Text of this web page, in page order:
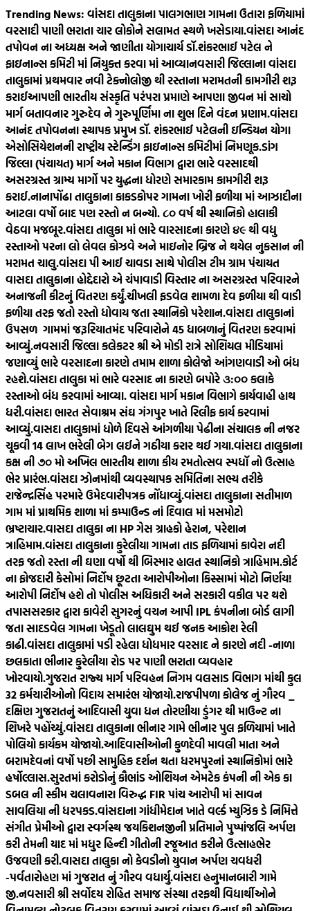
Skip
to
content
Trending News: વાંસદા તાલુકાના પાલગભાણ ગામના ઉતારા ફળિયામાં
વરસાદી પાણી ભરાતા ચાર લોકોને સલામત સ્થળે ખસેડાયા.વાંસદા આનંદ
તપોવન ના અધ્યક્ષ અને જાણીતા યોગાચાર્ય ડૉ.શંકરભાઈ પટેલ ને
ફાઇનાન્સ કમિટી માં નિયુક્ત કરવા માં આવ્યાનવસારી જિલ્લાના વાંસદા
તાલુકામાં પ્રથમવાર નવી ટેક્નોલોજી થી રસ્તાના મરામતની કામગીરી શરૂ
કરાઈઆપણી ભારતીય સંસ્કૃતિ પરંપરા પ્રમાણે આપણા જીવન માં સાચો
માર્ગ બતાવનાર ગુરુદેવ ને ગુરુપૂર્ણિમા ના શુભ દિને વંદન પ્રણામ.વાંસદા
આનંદ તપોવનના સ્થાપક પ્રમુખ ડૉ. શંકરભાઈ પટેલની ઇન્ડિયન યોગા
એસોસિયેશનની રાષ્ટ્રીય સ્ટેન્ડિંગ ફાઇનાન્સ કમિટીમાં નિમણૂક.ડાંગ
જિલ્લા (પંચાયત) માર્ગ અને મકાન વિભાગ દ્વારા ભારે વરસાદથી
અસરગ્રસ્ત ગ્રામ્ય માર્ગો પર યુદ્ધના ધોરણે સમારકામ કામગીરી શરૂ
કરાઈ.નાનાપોંઢા તાલુકાના કાકડકોપર ગામના ખોરી ફળીયા માં આઝાદીના
આટલા વર્ષો બાદ પણ રસ્તો ન બન્યો. ૮૦‌ વર્ષ થી સ્થાનિકો હાલાકી
વેઠવા મજબૂર.વાંસદા તાલુકા માં ભારે વારસાદના કારણે ૪૯ થી વધુ
રસ્તાઓ પરના લો લેવલ કોઝવે અને માઇનોર બ્રિજ ને થયેલ નુકસાન ની
મરામત ચાલુ.વાંસદા પી આઈ ચાવડા સાથે પોલીસ ટીમ ગ્રામ પંચાયત
વાસદા તાલુકાના હોદ્દેદારો એ ચંપાવાડી વિસ્તાર ના અસરગ્રસ્ત પરિવારને
અનાજની કીટનું વિતરણ કર્યું.ચીખલી ફડવેલ શામળા દેવ ફળીયા થી વાડી
ફળીયા તરફ જતો રસ્તો ધોવાય જતા સ્થાનિકો પરેશાન.વાંસદા તાલુકાનાં
ઉપસળ ગામમાં જરૂરિયાતમંદ પરિવારોને 45 ધાબળાનું વિતરણ કરવામાં
આવ્યું.નવસારી જિલ્લા કલેકટર શ્રી એ મોડી રાત્રે સોશિયલ મીડિયામાં
જણાવ્યું ભારે વરસાદના કારણે તમામ શાળા કોલેજો આંગણવાડી ઓ બંધ
રહશે.વાંસદા તાલુકા માં ભારે વરસાદ ના કારણે બપોરે ૩:૦૦ કલાકે
રસ્તાઓ બંધ કરવામાં આવ્યા. વાંસદા માર્ગ મકાન વિભાગે કાર્યવાહી હાથ
ધરી.વાંસદા ભારત સેવાશ્રમ સંઘ ગંગપુર ખાતે રિલીફ કાર્ય કરવામાં
આવ્યું.વાસદા તાલુકામાં ધોળે દિવસે આંગળીયા પેઢીના સંચાલક ની નજર
ચૂકવી 14 લાખ ભરેલી બેગ લઈને ગઠીયા કરાર થઈ ગયા.વાંસદા તાલુકાના
કક્ષ ની ૭૦ મો અખિલ ભારતીય શાળા કીય રમતોત્સવ સ્પધૉ નો ઉત્સાહ
ભેર પ્રારંભ.વાંસદા ઝોનમાંથી વ્યવસ્થાપક સમિતિના સભ્ય તરીકે
રાજેન્દ્રસિંહ પરમારે ઉમેદવારીપત્રક નોંધાવ્યું.વાંસદા તાલુકાના સતીમાળ
ગામ માં પ્રાથમિક શાળા માં કમ્પાઉન્ડ નાં દિવાલ માં મસમોટો
ભ્રષ્ટાચાર.વાસદા તાલુકા ના HP ગેસ ગ્રાહકો હેરાન, પરેશાન
ત્રાહિમામ.વાંસદા તાલુકાના કુરેલીયા ગામના તાડ ફળિયામાં કાવેરા નદી
તરફ જતો રસ્તા ની ઘણા વર્ષો થી બિસ્માર હાલત સ્થાનિકો ત્રાહિમામ.કોર્ટ
ના ફોજદારી કેસોમાં નિર્દોષ છૂટતા આરોપીઓના કિસ્સામાં મોટો નિર્ણય!
આરોપી નિર્દોષ હશે તો પોલીસ અધિકારી અને સરકારી વકીલ પર થશે
તપાસસરકાર દ્વારા કાવેરી સુગરનું વચન આપી IPL કંપનીના બોર્ડ લાગી
જતા સાદડવેલ ગામના ખેડૂતો લાલઘુમ થઈ જનક આક્રોશ રેલી
કાઢી.વાંસદા તાલુકામાં પડી રહેલા ધોધમાર વરસાદ ને કારણે નદી -નાળા
છલકાતા ભીનાર કુરેલીયા રોડ પર પાણી ભરાતા વ્યવહાર
ખોરવાયો.ગુજરાત રાજ્ય માર્ગ પરિવહન નિગમ વલસાડ વિભાગ માંથી કુલ
32 કર્મચારીઓનો વિદાય સમારંભ યોજાયો.રાજપીપળા કોલેજ નું ગૌરવ _
દક્ષિણ ગુજરાતનું આદિવાસી યુવા ધન તોરણીયા ડુંગર થી માઉન્ટ ના
શિખરે પહોંચ્યું.વાંસદા તાલુકાના ભીનાર ગામે ભીનાર પુલ ફળિયામાં ખાતે
પોલિયો કાર્યકમ યોજાયો.આદિવાસીઓની કુળદેવી માવલી માતા અને
બરામદેવનાં વર્ષો પછી સામુહિક દર્શન થતા ધરમપુરનાં સ્થાનિકોમાં ભારે
હર્ષોલ્લાસ.સુરતમાં કરોડોનું કૌભાંડ ઓશિયન એમટેક કંપની ની એક કા
ડબલ ની સ્કીમ ચલાવનારા વિરુદ્ધ FIR પાંચ આરોપી માં સાવન
સાવલિયા ની ધરપકડ.વાંસદાના ગાંધીમેદાન ખાતે વર્લ્ડ મ્યુઝિક ડે નિમિત્તે
સંગીત પ્રેમીઓ દ્વારા સ્વર્ગસ્થ જયકિશનજીની પ્રતિમાને પુષ્પાંજલિ અર્પણ
કરી તેમની યાદ માં મધુર હિન્દી ગીતોની રજૂઆત કરીને ઉત્સાહભેર
ઉજવણી કરી.વાસદા તાલુકા નો કેવડીનો યુવાન અર્પણ ચવધરી
-પર્વતારોહણ માં ગુજરાત નું ગૌરવ વધાર્યુ.વાંસદા હનુમાનબારી ગામે
જી.નવસારી શ્રી સર્વોદય રોહિત સમાજ સંસ્થા તરફથી વિદ્યાર્થીઓને